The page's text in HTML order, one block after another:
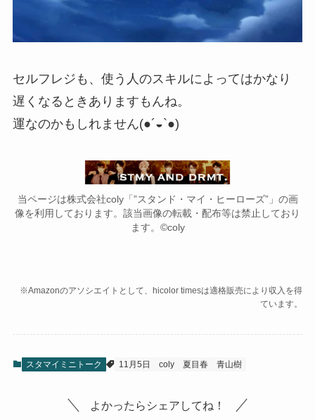
セルフレジも、使う人のスキルによってはかなり
遅くなるときありますもんね。
運なのかもしれません(●´◒`●)
当ページは株式会社coly「”スタンド・マイ・ヒーローズ”」の画
像を利用しております。該当画像の転載・配布等は禁止しており
ます。©coly
※Amazonのアソシエイトとして、hicolor timesは適格販売により収入を得
ています。
スタマイミニトーク 11月5日 coly 夏目春 青山樹
よかったらシェアしてね！